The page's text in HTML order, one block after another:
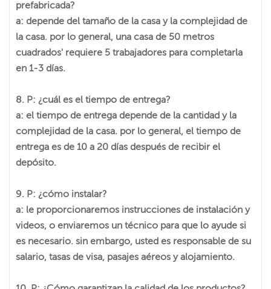
prefabricada?
a: depende del tamaño de la casa y la complejidad de
la casa. por lo general, una casa de 50 metros
cuadrados' requiere 5 trabajadores para completarla
en 1-3 días.
8. P: ¿cuál es el tiempo de entrega?
a: el tiempo de entrega depende de la cantidad y la
complejidad de la casa. por lo general, el tiempo de
entrega es de 10 a 20 días después de recibir el
depósito.
9. P: ¿cómo instalar?
a: le proporcionaremos instrucciones de instalación y
videos, o enviaremos un técnico para que lo ayude si
es necesario. sin embargo, usted es responsable de su
salario, tasas de visa, pasajes aéreos y alojamiento.